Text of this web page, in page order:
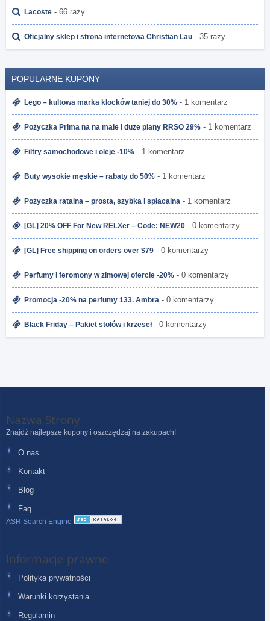
Lacoste - 66 razy
Oficjalny sklep i strona internetowa Christian Lau - 35 razy
POPULARNE KUPONY
Lego – kultowa marka klocków taniej do 30% - 1 komentarz
Pożyczka Prima na na małe i duże plany RRSO 29% - 1 komentarz
Filtry samochodowe i oleje -10% - 1 komentarz
Buty wysokie męskie – rabaty do 50% - 1 komentarz
Pożyczka ratalna – prosta, szybka i spłacalna - 1 komentarz
[GL] 20% OFF For New RELXer – Code: NEW20 - 0 komentarzy
[GL] Free shipping on orders over $79 - 0 komentarzy
Perfumy i feromony w zimowej ofercie -20% - 0 komentarzy
Promocja -20% na perfumy 133. Ambra - 0 komentarzy
Black Friday – Pakiet stołów i krzeseł- 0 komentarzy
Nazwa Strony
Znajdź najlepsze kupony i oszczędzaj na zakupach!
O nas
Kontakt
Blog
Faq
ASR Search Engine
Informacje prawne
Polityka prywatności
Warunki korzystania
Regulamin